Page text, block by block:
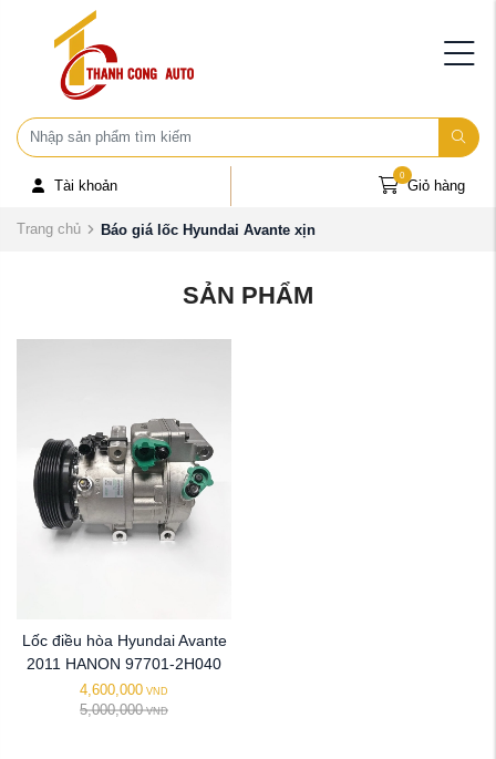
Tài khoản Giỏ hàng
0
Trang chủ Báo giá lốc Hyundai Avante xịn
SẢN PHẨM
Lốc điều hòa Hyundai Avante
2011 HANON 97701-2H040
4,600,000 VND
5,000,000 VND